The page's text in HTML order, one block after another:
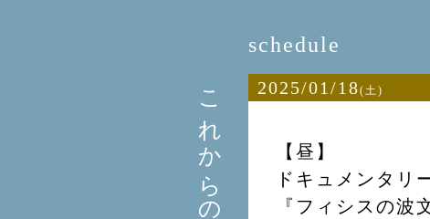
これからの予定
schedule
2025/01/18(土)
【昼】
ドキュメンタリ
『フィシスの波